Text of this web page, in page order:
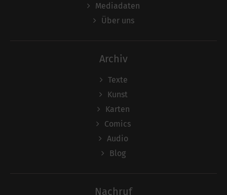
Mediadaten
Über uns
Archiv
Texte
Kunst
Karten
Comics
Audio
Blog
Nachruf